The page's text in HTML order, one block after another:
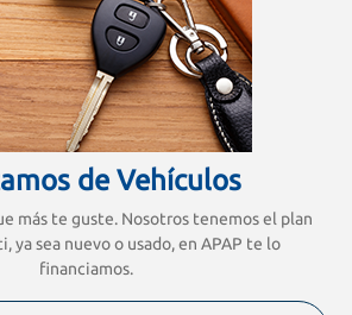
de Vehículos
más te guste. Nosotros tenemos el plan
ya sea nuevo o usado, en APAP te lo
financiamos.